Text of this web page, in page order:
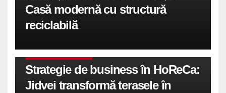
Casă modernă cu structură
reciclabilă
Strategie de business în HoReCa:
Jidvei transformă terasele în